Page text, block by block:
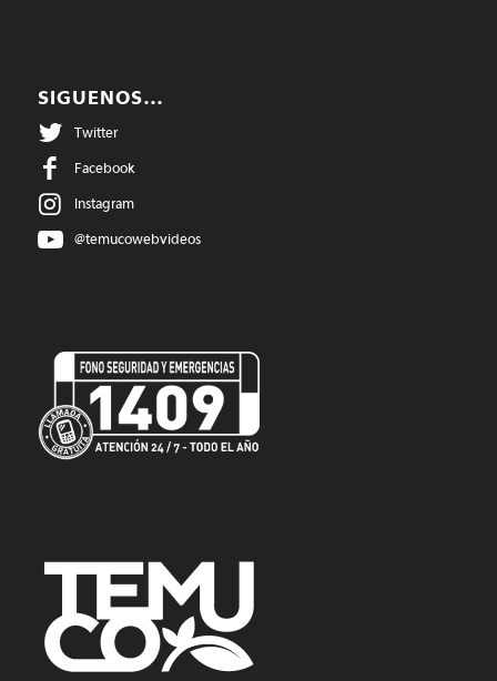
SIGUENOS…
Twitter
Facebook
Instagram
@temucowebvideos